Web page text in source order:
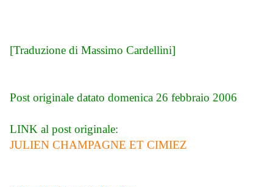
[Traduzione di Massimo Cardellini]
Post originale datato domenica 26 febbraio 2006
LINK al post originale:
JULIEN CHAMPAGNE ET CIMIEZ